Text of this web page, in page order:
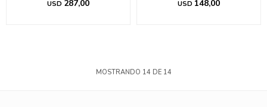
USD 287,00 USD 148,00
MOSTRANDO 14 DE 14